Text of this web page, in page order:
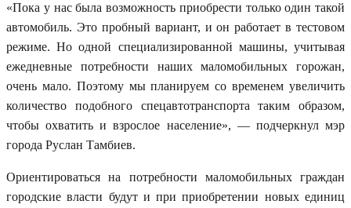
«Пока у нас была возможность приобрести только один такой
автомобиль. Это пробный вариант, и он работает в тестовом
режиме. Но одной специализированной машины, учитывая
ежедневные потребности наших маломобильных горожан,
очень мало. Поэтому мы планируем со временем увеличить
количество подобного спецавтотранспорта таким образом,
чтобы охватить и взрослое население», — подчеркнул мэр
города Руслан Тамбиев.
Ориентироваться на потребности маломобильных граждан
городские власти будут и при приобретении новых единиц